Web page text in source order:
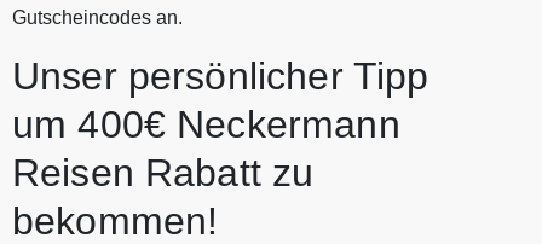
Gutscheincodes an.
Unser persönlicher Tipp
um 400€ Neckermann
Reisen Rabatt zu
bekommen!